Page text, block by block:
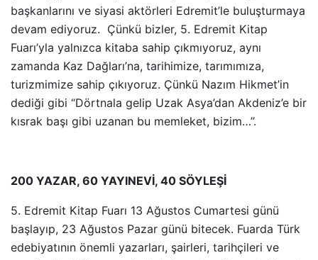
başkanlarını ve siyasi aktörleri Edremit’le buluşturmaya
devam ediyoruz. Çünkü bizler, 5. Edremit Kitap
Fuarı’yla yalnızca kitaba sahip çıkmıyoruz, aynı
zamanda Kaz Dağları’na, tarihimize, tarımımıza,
turizmimize sahip çıkıyoruz. Çünkü Nazım Hikmet’in
dediği gibi “Dörtnala gelip Uzak Asya’dan Akdeniz’e bir
kısrak başı gibi uzanan bu memleket, bizim…”.
200 YAZAR, 60 YAYINEVİ, 40 SÖYLEŞİ
5. Edremit Kitap Fuarı 13 Ağustos Cumartesi günü
başlayıp, 23 Ağustos Pazar günü bitecek. Fuarda Türk
edebiyatının önemli yazarları, şairleri, tarihçileri ve